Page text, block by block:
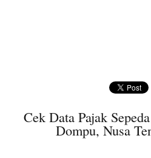
Cek Data Pajak
Dompu, Nusa